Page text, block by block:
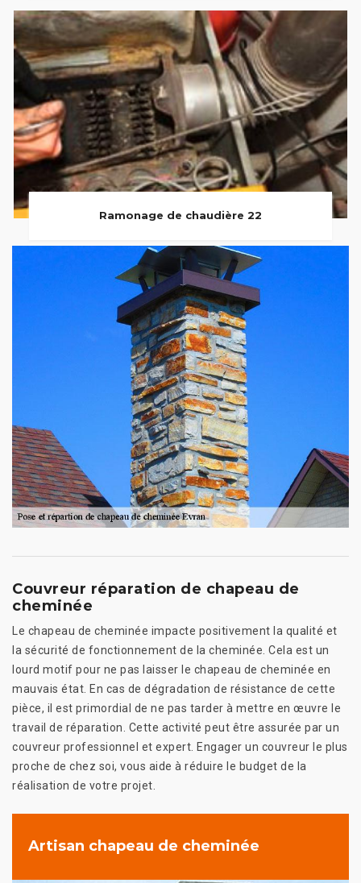
Ramonage de chaudière 22
Couvreur réparation de chapeau de
cheminée
Le chapeau de cheminée impacte positivement la qualité et
la sécurité de fonctionnement de la cheminée. Cela est un
lourd motif pour ne pas laisser le chapeau de cheminée en
mauvais état. En cas de dégradation de résistance de cette
pièce, il est primordial de ne pas tarder à mettre en œuvre le
travail de réparation. Cette activité peut être assurée par un
couvreur professionnel et expert. Engager un couvreur le plus
proche de chez soi, vous aide à réduire le budget de la
réalisation de votre projet.
Artisan chapeau de cheminée